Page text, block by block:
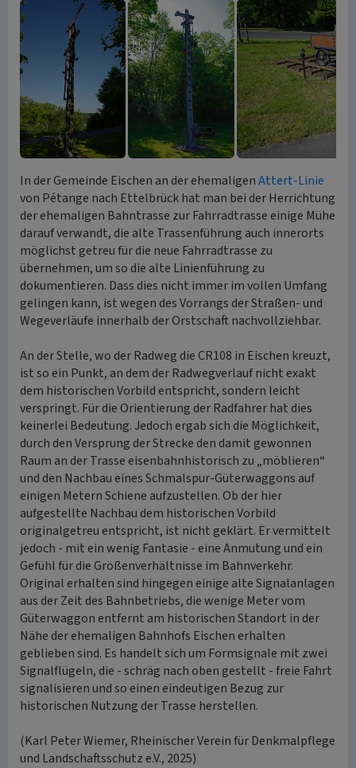
In der Gemeinde Eischen an der ehemaligenAttert-Linie
von Pétange nach Ettelbrück hat man bei der Herrichtung
der ehemaligen Bahntrasse zur Fahrradtrasse einige Mühe
darauf verwandt, die alte Trassenführung auch innerorts
möglichst getreu für die neue Fahrradtrasse zu
übernehmen, um so die alte Linienführung zu
dokumentieren. Dass dies nicht immer im vollen Umfang
gelingen kann, ist wegen des Vorrangs der Straßen- und
Wegeverläufe innerhalb der Orstschaft nachvollziehbar.
An der Stelle, wo der Radweg die CR108 in Eischen kreuzt,
ist so ein Punkt, an dem der Radwegverlauf nicht exakt
dem historischen Vorbild entspricht, sondern leicht
verspringt. Für die Orientierung der Radfahrer hat dies
keinerlei Bedeutung. Jedoch ergab sich die Möglichkeit,
durch den Versprung der Strecke den damit gewonnen
Raum an der Trasse eisenbahnhistorisch zu „möblieren“
und den Nachbau eines Schmalspur-Güterwaggons auf
einigen Metern Schiene aufzustellen. Ob der hier
aufgestellte Nachbau dem historischen Vorbild
originalgetreu entspricht, ist nicht geklärt. Er vermittelt
jedoch - mit ein wenig Fantasie - eine Anmutung und ein
Gefühl für die Größenverhältnisse im Bahnverkehr.
Original erhalten sind hingegen einige alte Signalanlagen
aus der Zeit des Bahnbetriebs, die wenige Meter vom
Güterwaggon entfernt am historischen Standort in der
Nähe der ehemaligen Bahnhofs Eischen erhalten
geblieben sind. Es handelt sich um Formsignale mit zwei
Signalflügeln, die - schräg nach oben gestellt - freie Fahrt
signalisieren und so einen eindeutigen Bezug zur
historischen Nutzung der Trasse herstellen.
(Karl Peter Wiemer, Rheinischer Verein für Denkmalpflege
und Landschaftsschutz e.V., 2025)